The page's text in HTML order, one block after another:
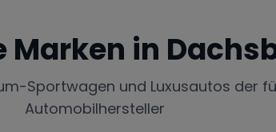
Marken in
Sportwagen und Luxusautos der
Automobilhersteller